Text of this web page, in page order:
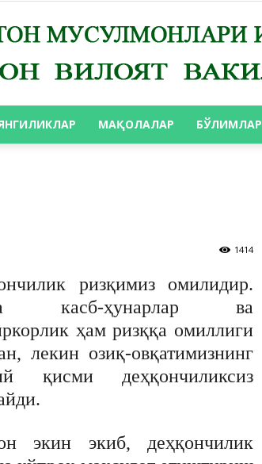
ВАКИЛЛИГИ
МАҚОЛАЛАР БЎЛИМЛАР
1414
ризқимиз омилидир.
касб-ҳунарлар ва
ҳам ризққа омиллиги
лекин озиқ-овқатимизнинг
қисми деҳқончиликсиз
экин экиб, деҳқончилик